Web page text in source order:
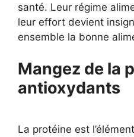
santé. Leur régime
leur effort devient
ensemble la bonne
Mangez de la
antioxydants
La protéine est